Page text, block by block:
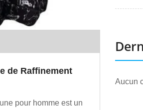
de Raffinement
pour homme est un
Aucun